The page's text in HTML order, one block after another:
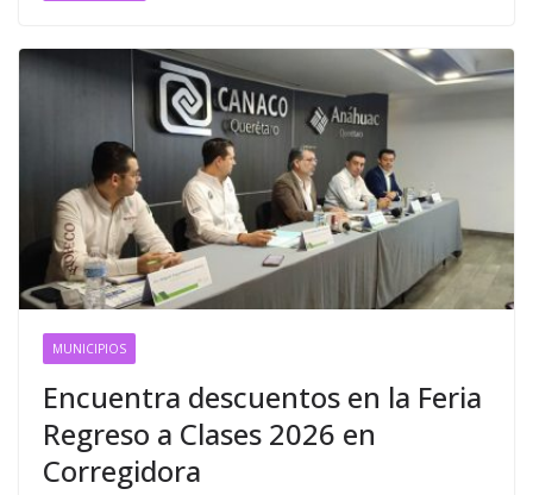
MUNICIPIOS
Encuentra descuentos en la Feria
Regreso a Clases 2026 en
Corregidora